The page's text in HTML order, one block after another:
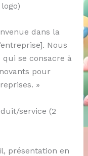
dans la
Nous
se consacre à
pour
»
service (2
présentation en